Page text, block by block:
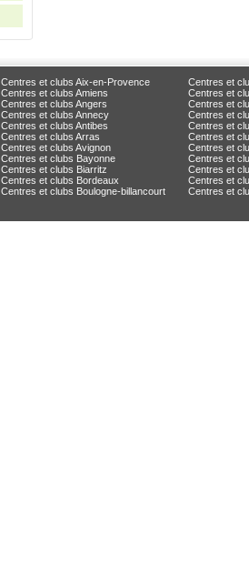
Centres et clubs Aix-en-Provence
Centres et clubs Amiens
Centres et clubs Angers
Centres et clubs Annecy
Centres et clubs Antibes
Centres et clubs Arras
Centres et clubs Avignon
Centres et clubs Bayonne
Centres et clubs Biarritz
Centres et clubs Bordeaux
Centres et clubs Boulogne-billancourt
Centres et
Centres et
Centres et
Centres et
Centres et
Centres et
Centres et
Centres et
Centres et
Centres et
Centres et